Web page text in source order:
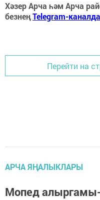
Хәзер Арча һәм Арча
безнеңTelegram-
Перейти на
АРЧА ЯҢАЛЫКЛАРЫ
Мопед